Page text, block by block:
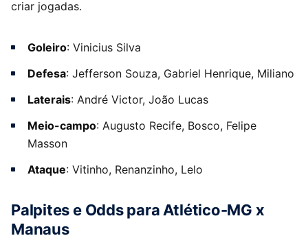
criar jogadas.
Goleiro: Vinicius Silva
Defesa: Jefferson Souza, Gabriel Henrique, Miliano
Laterais: André Victor, João Lucas
Meio-campo: Augusto Recife, Bosco, Felipe
Masson
Ataque: Vitinho, Renanzinho, Lelo
Palpites e Odds para Atlético-MG x
Manaus